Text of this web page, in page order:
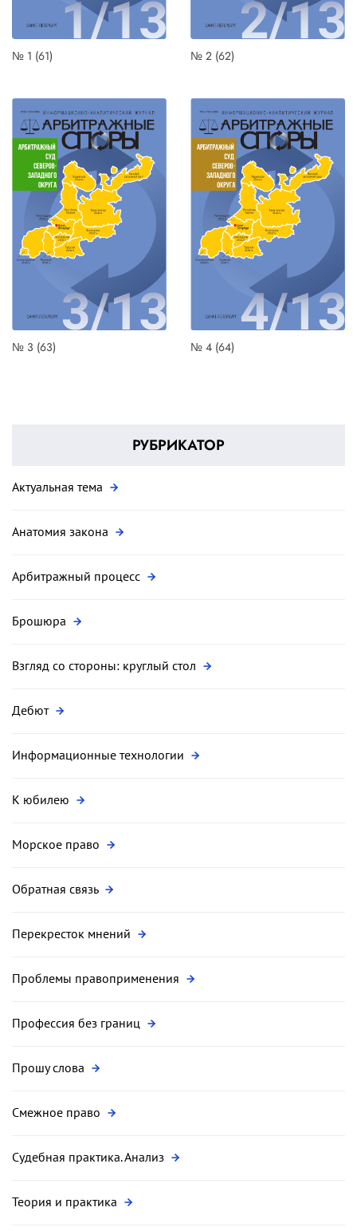
№ 1 (61) № 2 (62)
№ 3 (63) № 4 (64)
РУБРИКАТОР
Актуальная тема
Анатомия закона
Арбитражный процесс
Брошюра
Взгляд со стороны: круглый стол
Дебют
Информационные технологии
К юбилею
Морское право
Обратная связь
Перекресток мнений
Проблемы правоприменения
Профессия без границ
Прошу слова
Смежное право
Судебная практика. Анализ
Теория и практика